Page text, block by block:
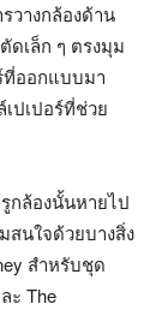
วางกล้องด้าน
ดเล็ก ๆ ตรงมุม
ที่ออกแบบมา
ปเปอร์ที่ช่วย
กล้องนั้นหายไป
สนใจด้วยบางสิ่ง
สำหรับชุด
ะ The